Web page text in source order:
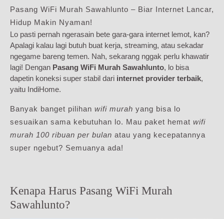
Pasang WiFi Murah Sawahlunto – Biar Internet Lancar,
Hidup Makin Nyaman!
Lo pasti pernah ngerasain bete gara-gara internet lemot, kan?
Apalagi kalau lagi butuh buat kerja, streaming, atau sekadar
ngegame bareng temen. Nah, sekarang nggak perlu khawatir
lagi! Dengan Pasang WiFi Murah Sawahlunto, lo bisa
dapetin koneksi super stabil dari internet provider terbaik,
yaitu IndiHome.
Banyak banget pilihan wifi murah yang bisa lo
sesuaikan sama kebutuhan lo. Mau paket hemat wifi
murah 100 ribuan per bulan atau yang kecepatannya
super ngebut? Semuanya ada!
Kenapa Harus Pasang WiFi Murah
Sawahlunto?